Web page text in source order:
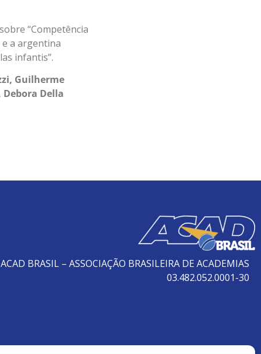
“Competência
e a argentina
infantis”.
Guilherme
Della
ACAD BRASIL – ASSOCIAÇÃO BRASILEIRA DE ACADEMIAS
03.482.052.0001-30